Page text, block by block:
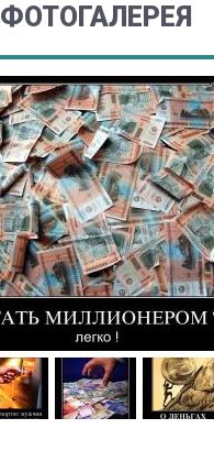
ФОТОГАЛЕРЕЯ